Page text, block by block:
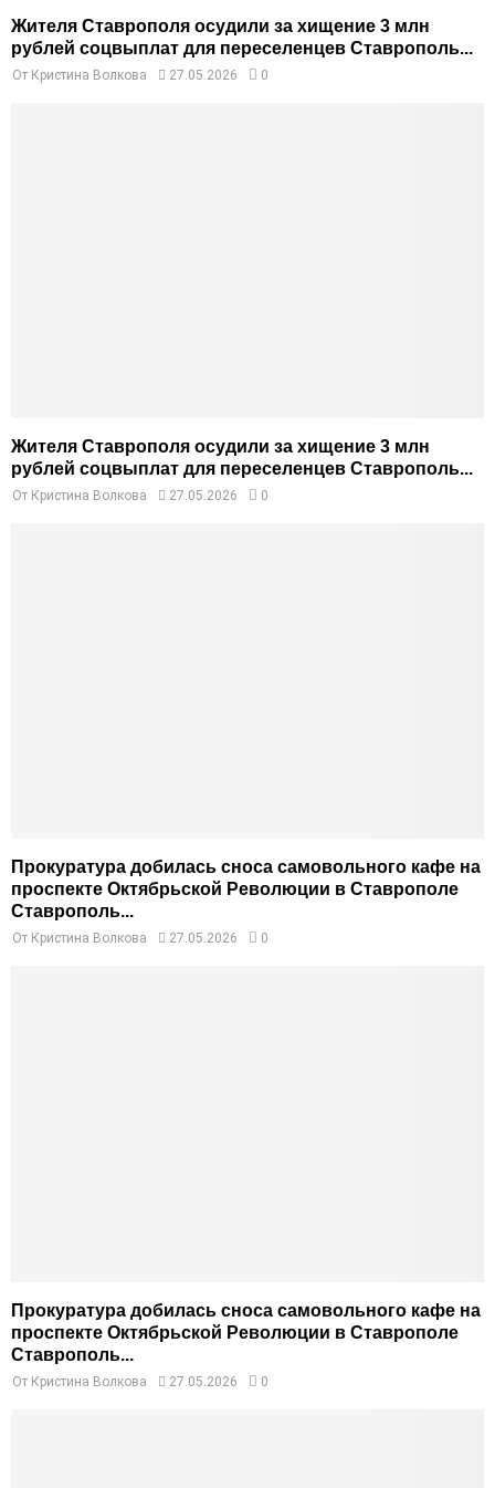
Жителя Ставрополя осудили за хищение 3 млн
рублей соцвыплат для переселенцев Ставрополь...
От Кристина Волкова 27.05.2026 0
Жителя Ставрополя осудили за хищение 3 млн
рублей соцвыплат для переселенцев Ставрополь...
От Кристина Волкова 27.05.2026 0
Прокуратура добилась сноса самовольного кафе на
проспекте Октябрьской Революции в Ставрополе
Ставрополь...
От Кристина Волкова 27.05.2026 0
Прокуратура добилась сноса самовольного кафе на
проспекте Октябрьской Революции в Ставрополе
Ставрополь...
От Кристина Волкова 27.05.2026 0